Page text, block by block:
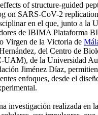
of structure-guided
on SARS-CoV-2
en el que, junto a la
de IBIMA Plataforma
Virgen de la Victoria de
del Centro de
UAM), de la Universidad
Jiménez Díaz,
enfoques, desde el
investigación realizada en